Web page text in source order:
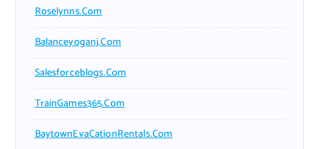
Roselynns.com
Balanceyoganj.com
Salesforceblogs.com
TrainGames365.com
BaytownEvaCationRentals.com